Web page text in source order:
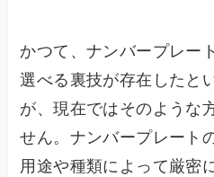
かつて、ナンバープレー
選べる裏技が存在したと
が、現在ではそのような
せん。ナンバープレート
用途や種類によって厳密